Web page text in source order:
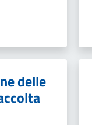
delle